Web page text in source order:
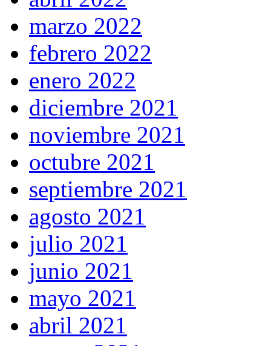
marzo 2022
febrero 2022
enero 2022
diciembre 2021
noviembre 2021
octubre 2021
septiembre 2021
agosto 2021
julio 2021
junio 2021
mayo 2021
abril 2021